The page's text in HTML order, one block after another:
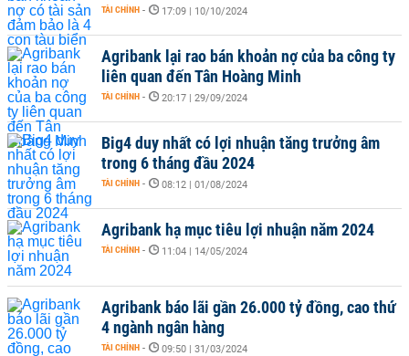
TÀI CHÍNH - 17:09 | 10/10/2024
Agribank lại rao bán khoản nợ của ba công ty
liên quan đến Tân Hoàng Minh
TÀI CHÍNH - 20:17 | 29/09/2024
Big4 duy nhất có lợi nhuận tăng trưởng âm
trong 6 tháng đầu 2024
TÀI CHÍNH - 08:12 | 01/08/2024
Agribank hạ mục tiêu lợi nhuận năm 2024
TÀI CHÍNH - 11:04 | 14/05/2024
Agribank báo lãi gần 26.000 tỷ đồng, cao thứ
4 ngành ngân hàng
TÀI CHÍNH - 09:50 | 31/03/2024